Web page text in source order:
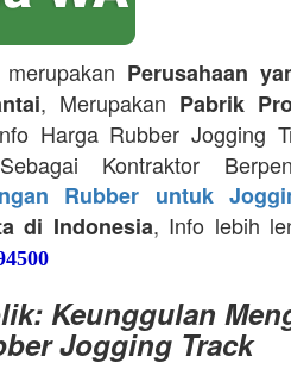
Perusahaan
, Merupakan Pabrik
Harga Rubber Jogging
Kontraktor
Rubber untuk
di Indonesia, Info lebih
Keunggulan
Jogging Track